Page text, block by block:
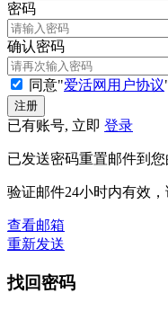
密码
确认密码
同意"爱活网用户协议
已有账号, 立即 登录
已发送密码重置邮件到
验证邮件24小时内有效
查看邮箱
重新发送
找回密码